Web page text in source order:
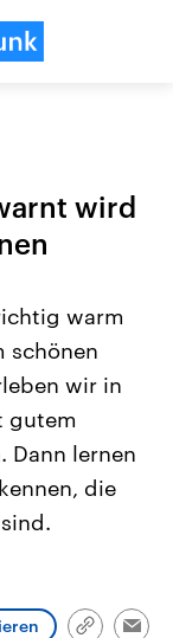
Beiträge,
die Vereinigten
Einfluss auf
wird
warm
schönen
wir in
gutem
Dann lernen
die